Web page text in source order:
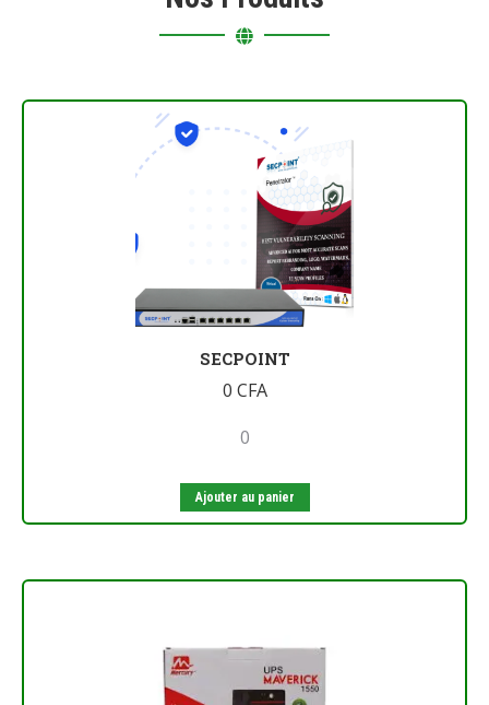
SECPOINT
0 CFA
0
Ajouter au panier